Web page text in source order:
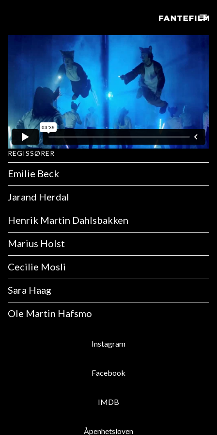
REGISSØRER
Emilie Beck
Jarand Herdal
Henrik Martin Dahlsbakken
Marius Holst
Cecilie Mosli
Sara Haag
Ole Martin Hafsmo
Instagram
Facebook
IMDB
Åpenhetsloven